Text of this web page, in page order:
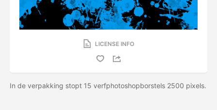
LICENSE INFO
In de verpakking stopt 15 verfphotoshopborstels 2500 pixels.